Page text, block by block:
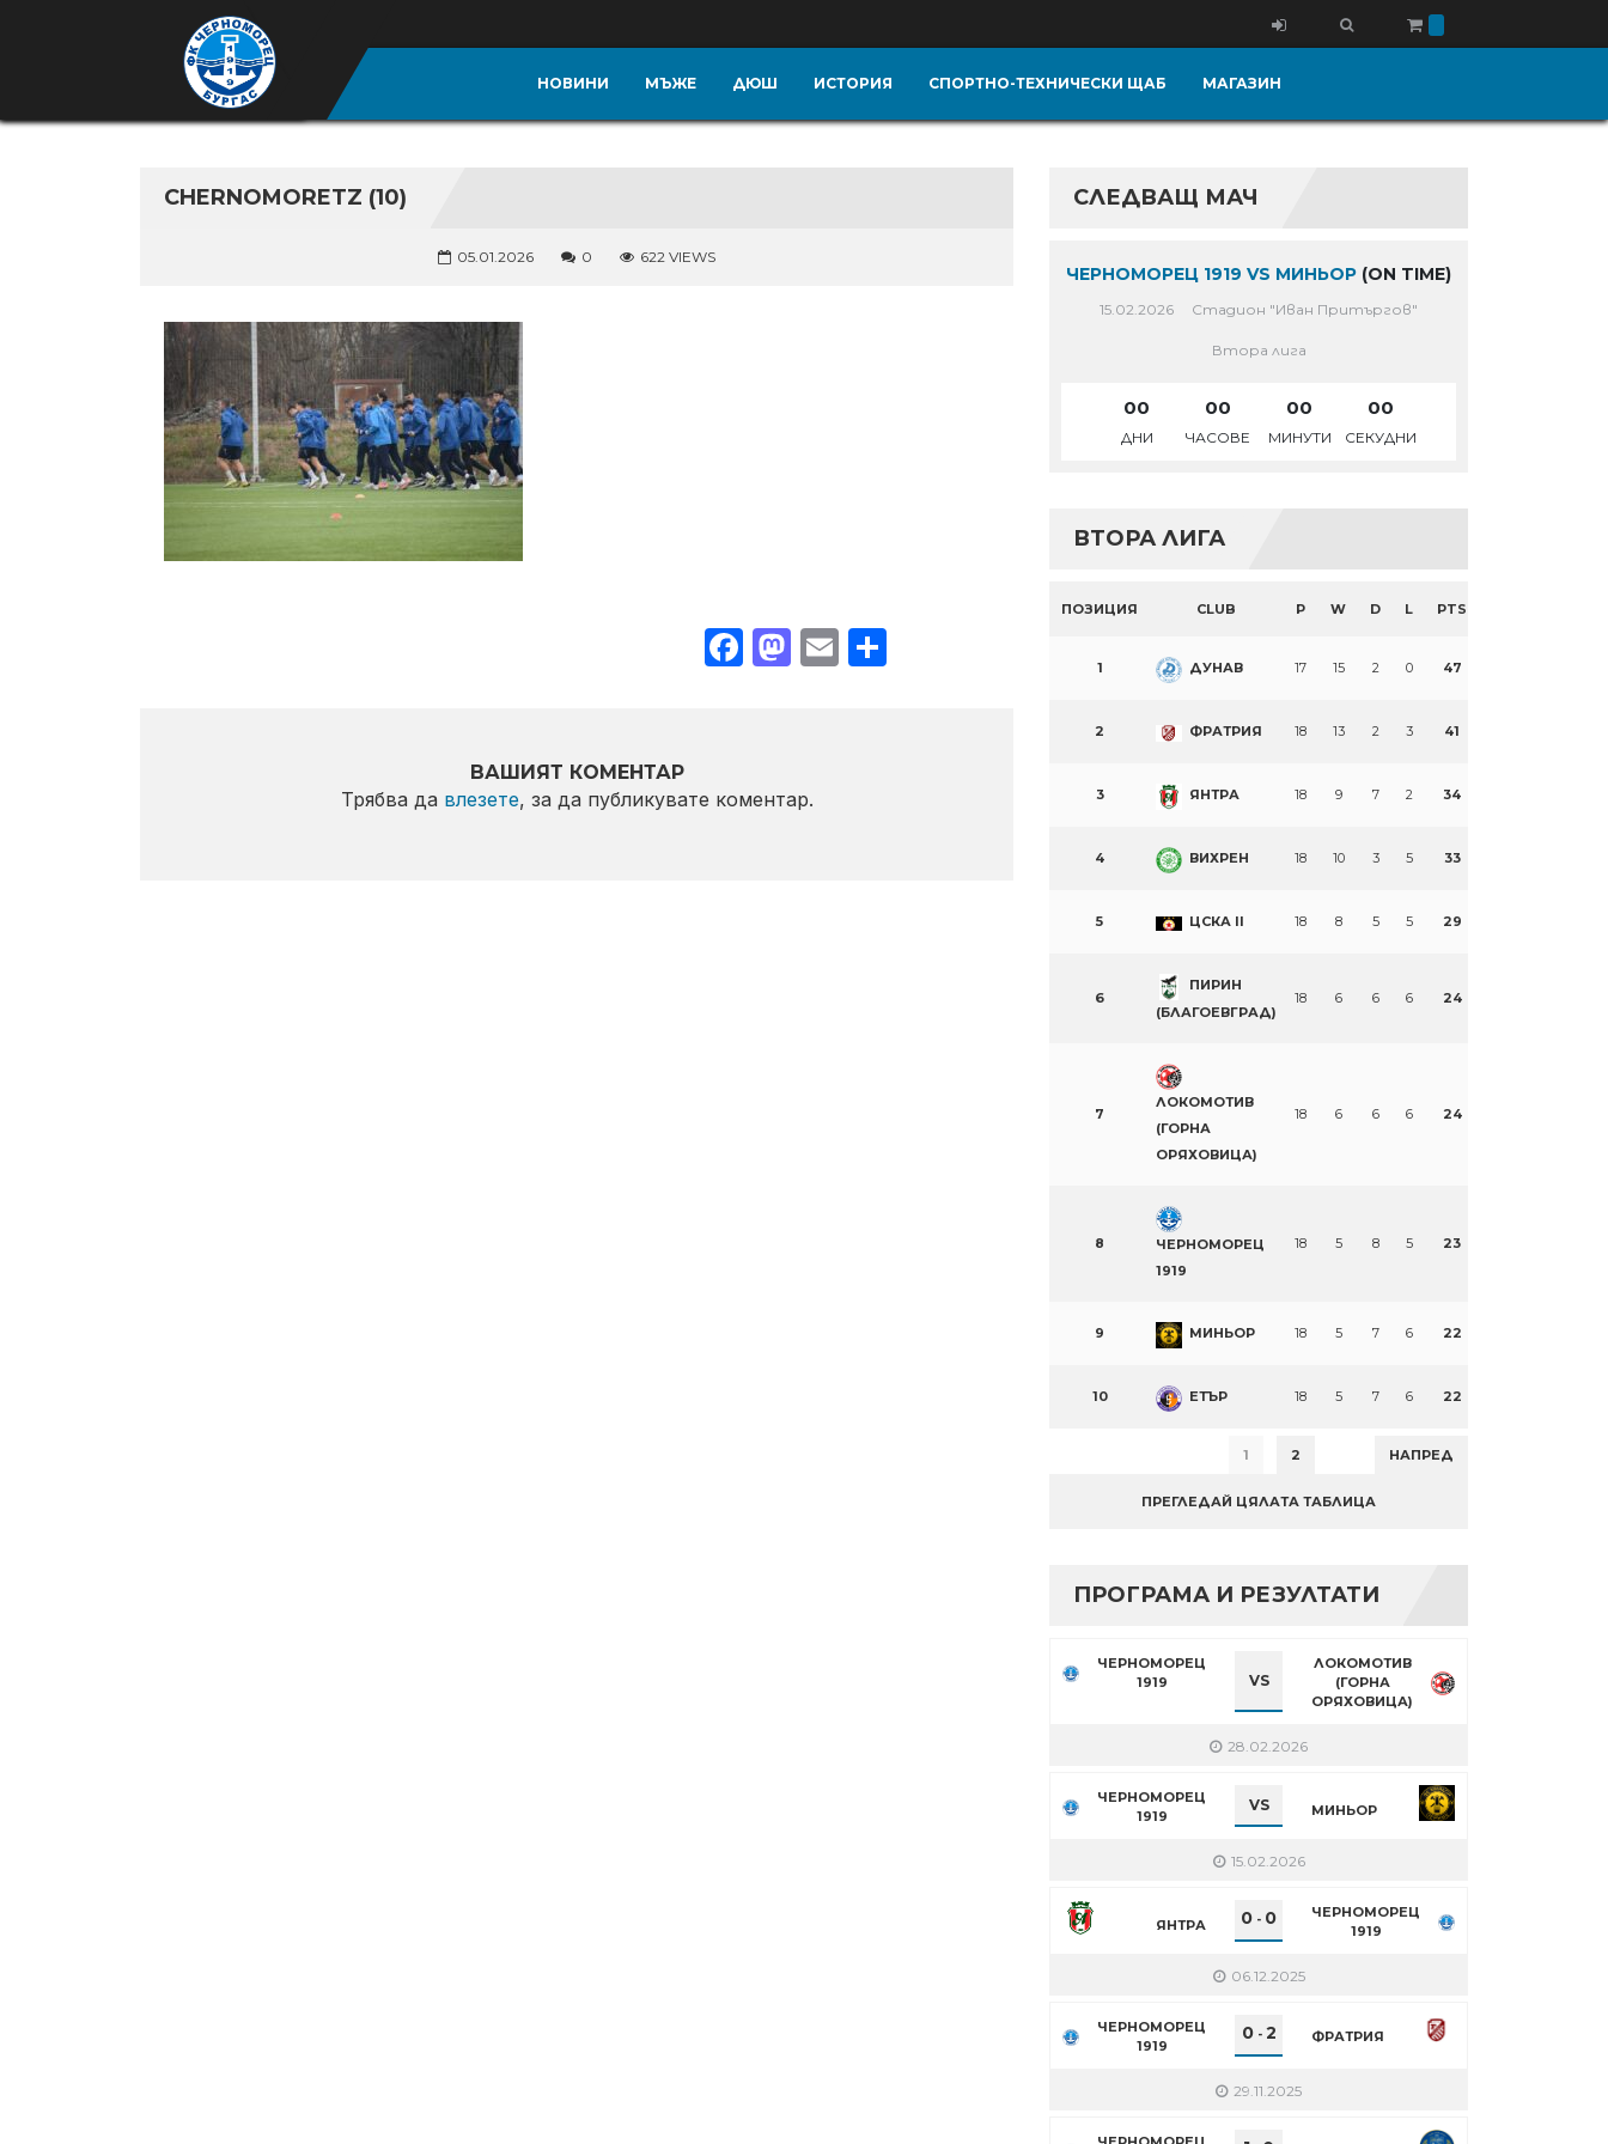
НОВИНИ МЪЖЕ ДЮШ ИСТОРИЯ СПОРТНО-ТЕХНИЧЕСКИ ЩАБ МАГАЗИН
CHERNOMORETZ (10)
05.01.2026 0 622 VIEWS
Facebook
Mastodon
EmailShare
ВАШИЯТ КОМЕНТАР
Трябва да влезете, за да публикувате коментар.
СЛЕДВАЩ МАЧ
ЧЕРНОМОРЕЦ 1919 VS МИНЬОР (ON TIME)
15.02.2026 Стадион "Иван Притъргов"
Втора лига
00
ДНИ
00
ЧАСОВЕ
00
МИНУТИ
00
СЕКУДНИ
ВТОРА ЛИГА
ПОЗИЦИЯ CLUB P W D L PTS
1 ДУНАВ 17 15 2 0 47
2 ФРАТРИЯ 18 13 2 3 41
3 ЯНТРА 18 9 7 2 34
4 ВИХРЕН 18 10 3 5 33
5 ЦСКА II 18 8 5 5 29
6
ПИРИН
(БЛАГОЕВГРАД)
18 6 6 6 24
7
ЛОКОМОТИВ
(ГОРНА
ОРЯХОВИЦА)
18 6 6 6 24
8
ЧЕРНОМОРЕЦ
1919
18 5 8 5 23
9 МИНЬОР 18 5 7 6 22
10 ЕТЪР 18 5 7 6 22
1 2 НАПРЕД
ПРЕГЛЕДАЙ ЦЯЛАТА ТАБЛИЦА
ПРОГРАМА И РЕЗУЛТАТИ
ЧЕРНОМОРЕЦ
1919
VS
ЛОКОМОТИВ
(ГОРНА
ОРЯХОВИЦА)
28.02.2026
ЧЕРНОМОРЕЦ
1919
VS МИНЬОР
15.02.2026
ЯНТРА 0 - 0
ЧЕРНОМОРЕЦ
1919
06.12.2025
ЧЕРНОМОРЕЦ
1919
0- 2 ФРАТРИЯ
29.11.2025